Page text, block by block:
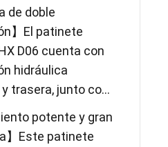
de doble
】El patinete
D06 cuenta con
hidráulica
trasera, junto co...
potente y gran
】Este patinete